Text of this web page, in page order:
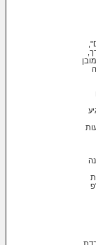
חנות הקונספט מציגה את מיטב המוצרים המתקדמים של "Dreame",
ומקבלים את המשלוח תוך 4 שעות